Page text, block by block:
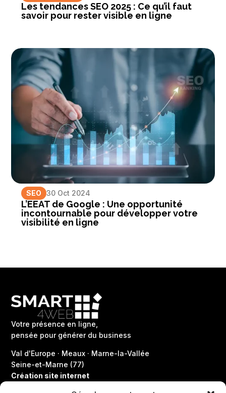
Les tendances SEO 2025 : Ce qu’il faut
savoir pour rester visible en ligne
SEO 30 Oct 2024
L’EEAT de Google : Une opportunité
incontournable pour développer votre
visibilité en ligne
Votre présence en ligne,
pensée pour générer du business
Val d'Europe · Meaux · Marne-la-Vallée
Seine-et-Marne (77)
Création site internet